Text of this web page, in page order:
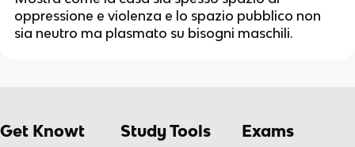
oppressione e violenza e lo spazio pubblico non
sia neutro ma plasmato su bisogni maschili.
Get Knowt Study Tools Exams